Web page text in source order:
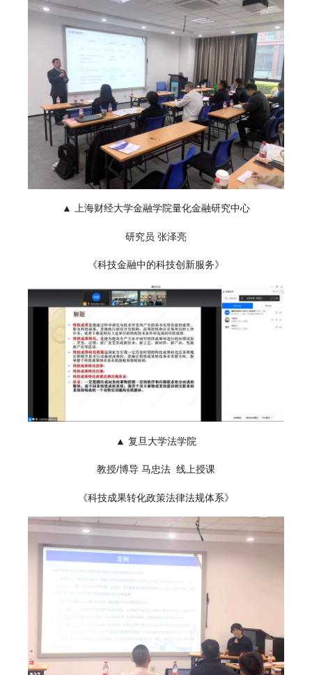
▲ 上海财经大学金融学院量化金融研究中心
研究员 张泽亮
《科技金融中的科技创新服务》
▲ 复旦大学法学院
教授/博导 马忠法 线上授课
《科技成果转化政策法律法规体系》